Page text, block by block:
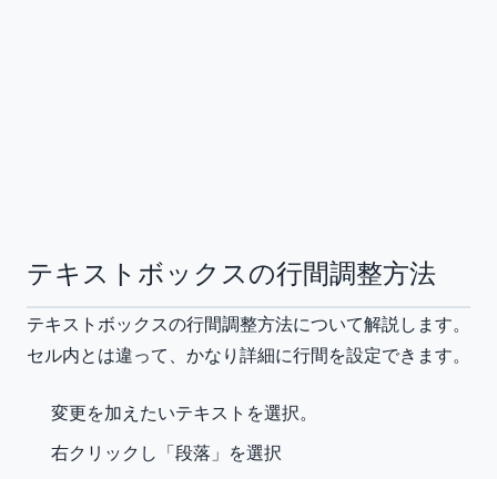
テキストボックスの行間調整方法
テキストボックスの行間調整方法について解説します。
セル内とは違って、かなり詳細に行間を設定できます。
変更を加えたいテキストを選択。
右クリックし「段落」を選択